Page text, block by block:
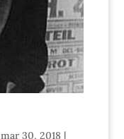
mar 30, 2018|